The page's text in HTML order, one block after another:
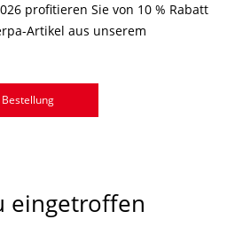
profitieren Sie von 10 % Rabatt
Artikel aus unserem
eingetroffen